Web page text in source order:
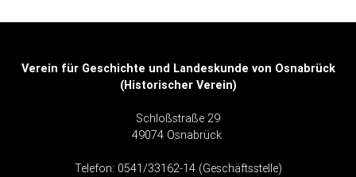
Verein für Geschichte und Landeskunde von Osnabrück
(Historischer Verein)
Schloßstraße 29
49074 Osnabrück
Telefon: 0541/33162-14 (Geschäftsstelle)